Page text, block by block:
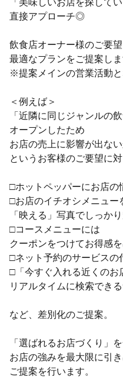
「美味しいお店を探して
直接アプローチ◎
飲食店オーナー様のご要
最適なプランをご提案しま
※提案メインの営業活動
＜例えば＞
「近隣に同じジャンルの
オープンしたため
お店の売上に影響が出ない
というお客様のご要望に
□ホットペッパーにお店の
□お店のイチオシメニュー
「映える」写真でしっか
□コースメニューには
クーポンをつけてお得感
□ネット予約のサービスの
□「今すぐ入れる近くのお
リアルタイムに検索でき
など、差別化のご提案。
「選ばれるお店づくり」
お店の強みを最大限に引
ご提案を行います。